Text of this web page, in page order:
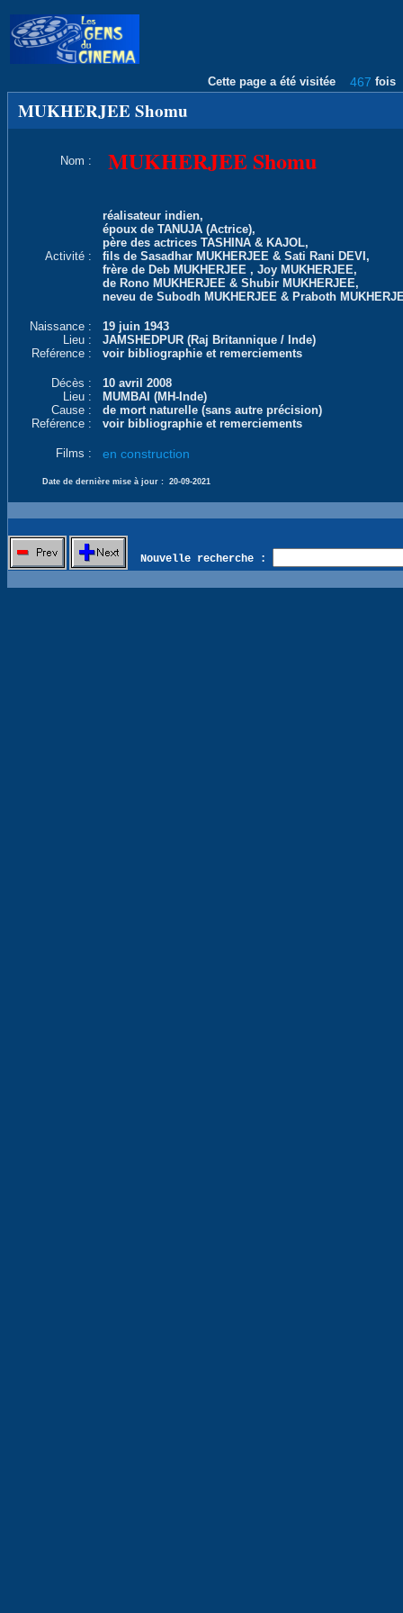
Cette page a été visitée 467 fois
MUKHERJEE Shomu
Nom : MUKHERJEE Shomu
Activité :
réalisateur indien,
époux de TANUJA (Actrice),
père des actrices TASHINA & KAJOL,
fils de Sasadhar MUKHERJEE & Sati Rani DEVI,
frère de Deb MUKHERJEE , Joy MUKHERJEE,
de Rono MUKHERJEE & Shubir MUKHERJEE,
neveu de Subodh MUKHERJEE & Praboth
Naissance :
19 juin 1943
Lieu :
JAMSHEDPUR (Raj Britannique / Inde)
Reférence :
voir bibliographie et remerciements
Décès :
10 avril 2008
Lieu :
MUMBAI (MH-Inde)
Cause :
de mort naturelle (sans autre précision)
Reférence :
voir bibliographie et remerciements
Films : en construction
Date de dernière mise à jour : 20-09-2021
Nouvelle recherche :